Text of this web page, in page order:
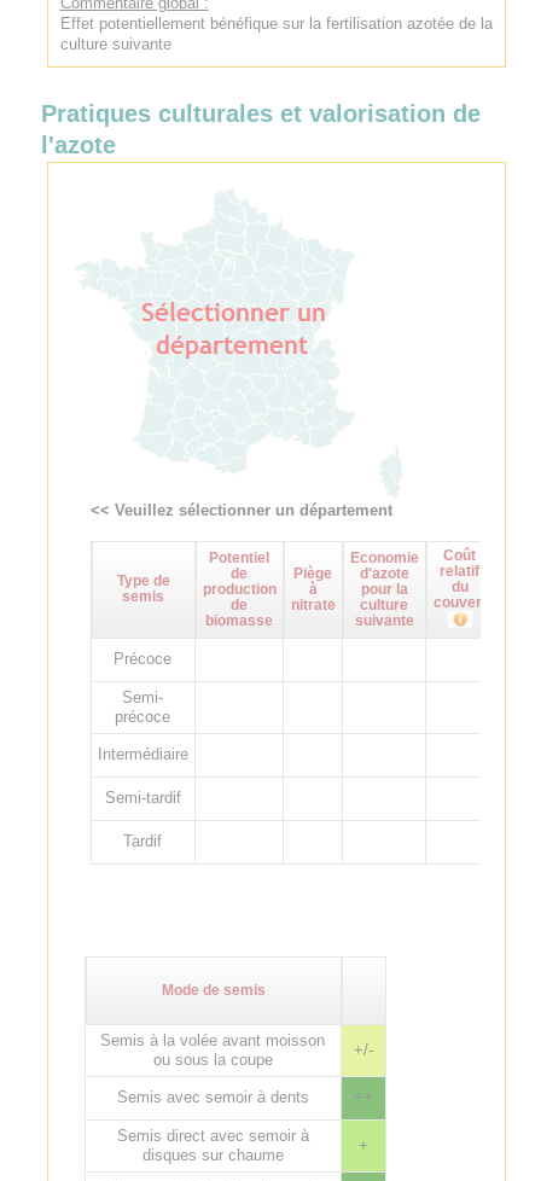
Effet potentiellement bénéfique sur la fertilisation azotée de la
culture suivante
Pratiques culturales et valorisation de
l'azote
<< Veuillez sélectionner un département
Type de
semis
Potentiel
de
production
de
biomasse
Piège
à
nitrate
Economie
d'azote
pour la
culture
suivante
Coût
relatif
du
couvert
Précoce
Semi-
précoce
Intermédiaire
Semi-tardif
Tardif
Mode de semis
Semis à la volée avant moisson
ou sous la coupe
+/-
Semis avec semoir à dents ++
Semis direct avec semoir à
disques sur chaume
+